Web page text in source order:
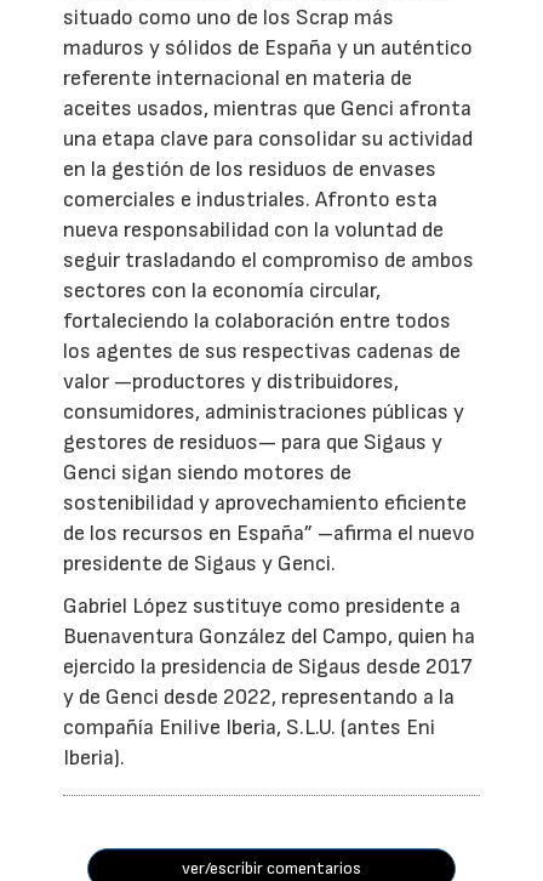
situado como uno de los Scrap más
maduros y sólidos de España y un auténtico
referente internacional en materia de
aceites usados, mientras que Genci afronta
una etapa clave para consolidar su actividad
en la gestión de los residuos de envases
comerciales e industriales. Afronto esta
nueva responsabilidad con la voluntad de
seguir trasladando el compromiso de ambos
sectores con la economía circular,
fortaleciendo la colaboración entre todos
los agentes de sus respectivas cadenas de
valor —productores y distribuidores,
consumidores, administraciones públicas y
gestores de residuos— para que Sigaus y
Genci sigan siendo motores de
sostenibilidad y aprovechamiento eficiente
de los recursos en España” –afirma el nuevo
presidente de Sigaus y Genci.
Gabriel López sustituye como presidente a
Buenaventura González del Campo, quien ha
ejercido la presidencia de Sigaus desde 2017
y de Genci desde 2022, representando a la
compañía Enilive Iberia, S.L.U. (antes Eni
Iberia).
ver/escribir comentarios